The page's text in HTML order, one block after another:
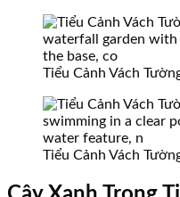
Tiểu Cảnh Vách
Tiểu Cảnh Vách